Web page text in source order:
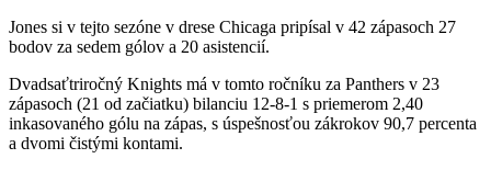
Jones si v tejto sezóne v drese Chicaga pripísal v 42 zápasoch 27
bodov za sedem gólov a 20 asistencií.
Dvadsaťtriročný Knights má v tomto ročníku za Panthers v 23
zápasoch (21 od začiatku) bilanciu 12-8-1 s priemerom 2,40
inkasovaného gólu na zápas, s úspešnosťou zákrokov 90,7 percenta
a dvomi čistými kontami.